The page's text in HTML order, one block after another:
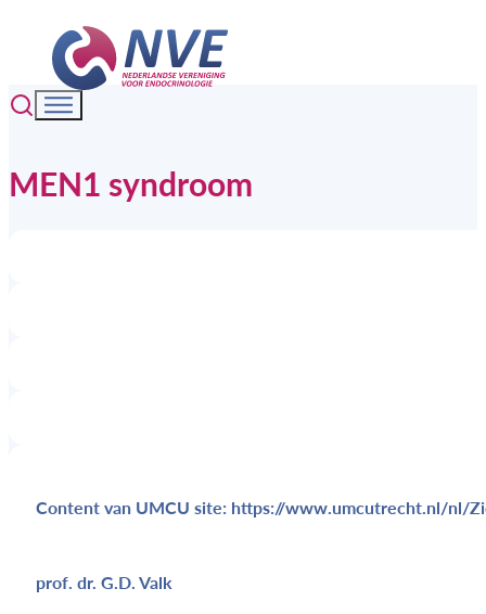
MEN1 syndroom
Content van UMCU site: https://www.umcutrecht.nl/nl/
prof. dr. G.D. Valk